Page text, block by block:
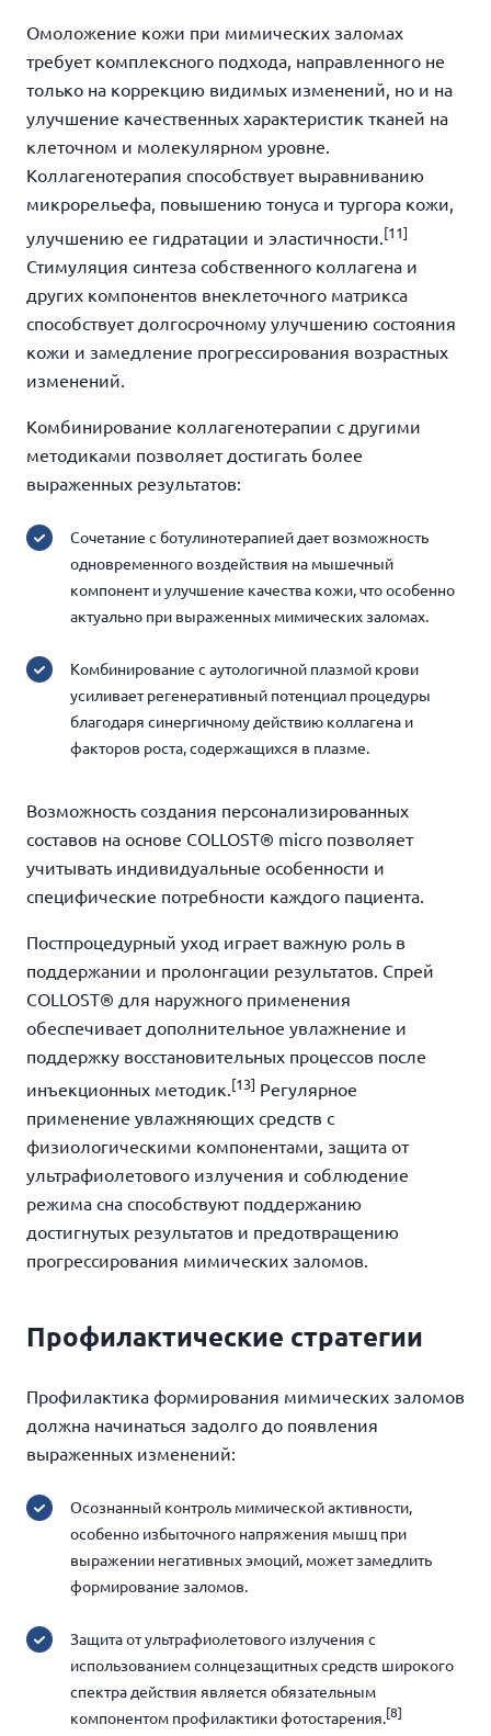
Омоложение кожи при мимических заломах
требует комплексного подхода, направленного не
только на коррекцию видимых изменений, но и на
улучшение качественных характеристик тканей на
клеточном и молекулярном уровне.
Коллагенотерапия способствует выравниванию
микрорельефа, повышению тонуса и тургора кожи,
улучшению ее гидратации и эластичности.[11]
Стимуляция синтеза собственного коллагена и
других компонентов внеклеточного матрикса
способствует долгосрочному улучшению состояния
кожи и замедление прогрессирования возрастных
изменений.
Комбинирование коллагенотерапии с другими
методиками позволяет достигать более
выраженных результатов:
Сочетание с ботулинотерапией дает возможность
одновременного воздействия на мышечный
компонент и улучшение качества кожи, что особенно
актуально при выраженных мимических заломах.
Комбинирование с аутологичной плазмой крови
усиливает регенеративный потенциал процедуры
благодаря синергичному действию коллагена и
факторов роста, содержащихся в плазме.
Возможность создания персонализированных
составов на основе COLLOST® micro позволяет
учитывать индивидуальные особенности и
специфические потребности каждого пациента.
Постпроцедурный уход играет важную роль в
поддержании и пролонгации результатов. Спрей
COLLOST® для наружного применения
обеспечивает дополнительное увлажнение и
поддержку восстановительных процессов после
инъекционных методик.[13] Регулярное
применение увлажняющих средств с
физиологическими компонентами, защита от
ультрафиолетового излучения и соблюдение
режима сна способствуют поддержанию
достигнутых результатов и предотвращению
прогрессирования мимических заломов.
Профилактические стратегии
Профилактика формирования мимических заломов
должна начинаться задолго до появления
выраженных изменений:
Осознанный контроль мимической активности,
особенно избыточного напряжения мышц при
выражении негативных эмоций, может замедлить
формирование заломов.
Защита от ультрафиолетового излучения с
использованием солнцезащитных средств широкого
спектра действия является обязательным
компонентом профилактики фотостарения.[8]